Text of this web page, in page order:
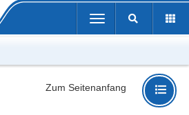
Toggle
navigation
Zum Seitenanfang